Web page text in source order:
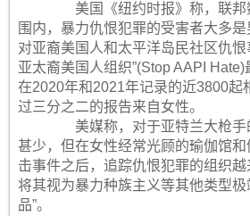
美国《纽约时报》称，联邦
围内，暴力仇恨犯罪的受害者大多
对亚裔美国人和太平洋岛民社区仇恨
亚太裔美国人组织”(Stop AAPI Hate)
在2020年和2021年记录的近3800起
过三分之二的报告来自女性。
美媒称，对于亚特兰大枪手
甚少，但在女性经常光顾的瑜伽馆
击事件之后，追踪仇恨犯罪的组织越
将其视为暴力种族主义等其他类型极
品”。